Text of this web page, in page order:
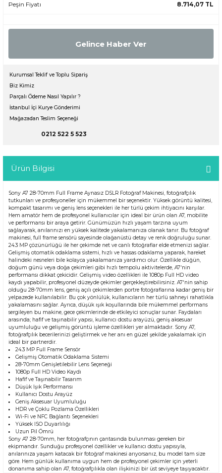
Peşin Fiyatı 8.714,07 TL
Gelince Haber Ver
Kurumsal Teklif ve Toplu Sipariş
Biz Kimiz
Parçalı Ödeme Nasıl Yapılır ?
İstanbul İçi Kurye Gönderimi
Mağazadan Teslim Seçeneği
0212 522 5 523
Ürün Bilgisi
Sony A7 28-70mm Full Frame Aynasız DSLR Fotoğraf Makinesi, fotoğrafçılık
tutkunları ve profesyoneller için mükemmel bir seçenektir. Yüksek görüntü kalitesi,
kompakt tasarımı ve geniş lens seçenekleri ile her türlü çekim ihtiyacını karşılar.
Hem amatör hem de profesyonel kullanıcılar için ideal bir ürün olan A7, mobilite
ve performansı bir araya getirir. Günümüzün hızlı yaşam tarzına uyum
sağlayarak, anılarınızı en yüksek kalitede yakalamanıza olanak tanır. Bu fotoğraf
makinesi, full frame sensörü sayesinde olağanüstü detay ve renk doğruluğu sunar.
24.3 MP çözünürlüğü ile her çekimde net ve canlı fotoğraflar elde etmenizi sağlar.
Gelişmiş otomatik odaklama sistemi, hızlı ve hassas odaklama yaparak, hareket
halindeki nesneleri bile kolayca yakalamanıza yardımcı olur. Özellikle düğün,
doğum günü veya doğa çekimleri gibi hızlı tempolu aktivitelerde, A7'nin
performansı dikkat çekicidir. Gelişmiş video özellikleri ile 1080p Full HD video
kaydı yapabilir, profesyonel düzeyde çekimler gerçekleştirebilirsiniz. A7'nin sahip
olduğu 28-70mm lens, geniş açılı çekimlerden portre fotoğraflarına kadar geniş bir
yelpazede kullanılabilir. Bu çok yönlülük, kullanıcıların her türlü sahneyi rahatlıkla
yakalamasını sağlar. Ayrıca, düşük ışık koşullarında bile mükemmel performans
sergileyen bu makine, gece çekimlerinde de etkileyici sonuçlar sunar. Faydaları
arasında; hafif ve taşınabilir yapısı, kullanıcı dostu arayüzü, geniş aksesuar
uyumluluğu ve gelişmiş görüntü işleme özellikleri yer almaktadır. Sony A7,
fotoğrafçılık becerilerinizi geliştirmek ve her anı en güzel şekilde yakalamak için
ideal bir partnerdir.
24.3 MP Full Frame Sensör
Gelişmiş Otomatik Odaklama Sistemi
28-70mm Genişletilebilir Lens Seçeneği
1080p Full HD Video Kaydı
Hafif ve Taşınabilir Tasarım
Düşük Işık Performansı
Kullanıcı Dostu Arayüz
Geniş Aksesuar Uyumluluğu
HDR ve Çoklu Pozlama Özellikleri
Wi-Fi ve NFC Bağlantı Seçenekleri
Yüksek ISO Duyarlılığı
Uzun Pil Ömrü
Sony A7 28-70mm, her fotoğrafçının çantasında bulunması gereken bir
ekipmandır. Sunduğu profesyonel özellikler ve kullanıcı dostu yapısıyla,
anılarınıza yaşam katacak bir fotoğraf makinesi arıyorsanız, bu model tam size
göre. Hem günlük kullanıma uygun hem de profesyonel çekimler için yeterli
donanıma sahip olan A7, fotoğrafçılıkla olan ilişkinizi bir üst seviyeye taşıyacaktır.